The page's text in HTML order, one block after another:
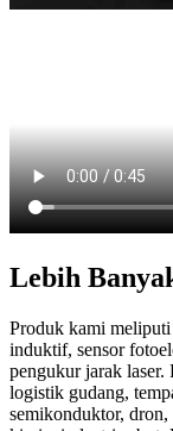
Lebih
Produk kami
induktif, sensor
pengukur jarak laser.
logistik gudang,
semikonduktor, dron,